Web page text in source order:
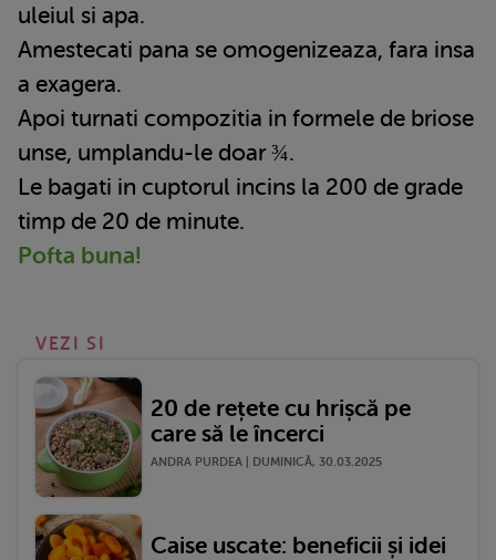
uleiul si apa.
Amestecati pana se omogenizeaza, fara insa
a exagera.
Apoi turnati compozitia in formele de briose
unse, umplandu-le doar ¾.
Le bagati in cuptorul incins la 200 de grade
timp de 20 de minute.
Pofta buna!
VEZI SI
20 de rețete cu hrișcă pe
care să le încerci
ANDRA PURDEA | DUMINICĂ, 30.03.2025
Caise uscate: beneficii și idei